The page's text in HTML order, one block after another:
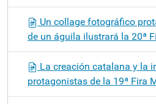
Un collage fotográfico
de un águila ilustrará la 20ª
La creación catalana y la
protagonistas de la 19ª Fira